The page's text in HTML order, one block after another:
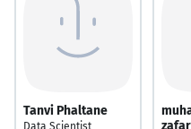
Tanvi Phaltane
Data Scientist
zafar